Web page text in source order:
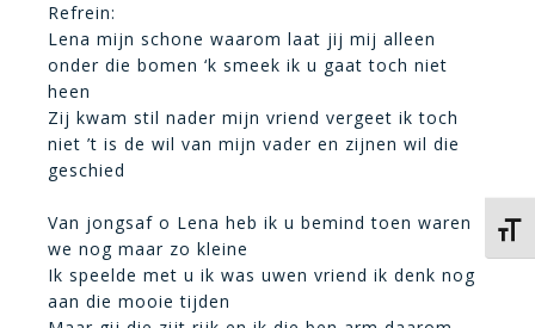
Refrein:
Lena mijn schone waarom laat jij mij alleen
onder die bomen ‘k smeek ik u gaat toch niet
heen
Zij kwam stil nader mijn vriend vergeet ik toch
niet ’t is de wil van mijn vader en zijnen wil die
geschied
Van jongsaf o Lena heb ik u bemind toen waren
we nog maar zo kleine
Ik speelde met u ik was uwen vriend ik denk nog
aan die mooie tijden